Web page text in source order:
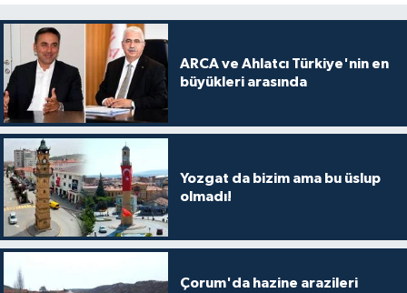
ARCA ve Ahlatcı Türkiye'nin en
büyükleri arasında
Yozgat da bizim ama bu üslup
olmadı!
Çorum'da hazine arazileri